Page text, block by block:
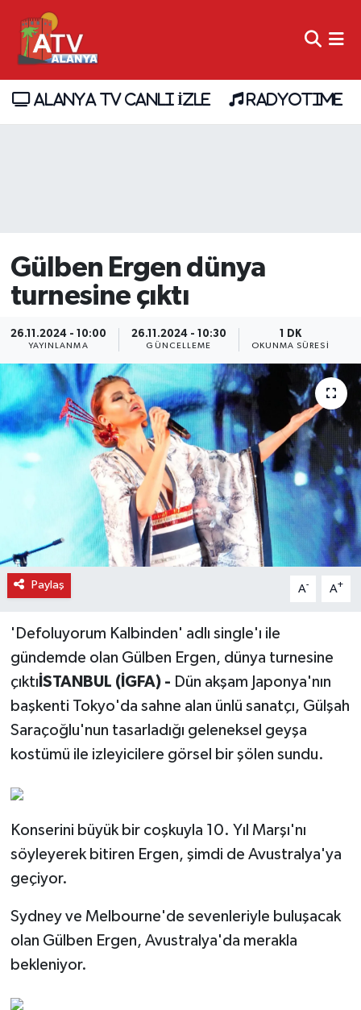
ALANYA TV CANLI İZLE RADYOTIME
Gülben Ergen dünya
turnesine çıktı
26.11.2024 - 10:00
YAYINLANMA
26.11.2024 - 10:30
GÜNCELLEME
1 DK
OKUNMA SÜRESI
Paylaş A- A+
'Defoluyorum Kalbinden' adlı single'ı ile
gündemde olan Gülben Ergen, dünya turnesine
çıktı İSTANBUL (İGFA) - Dün akşam Japonya'nın
başkenti Tokyo'da sahne alan ünlü sanatçı, Gülşah
Saraçoğlu'nun tasarladığı geleneksel geyşa
kostümü ile izleyicilere görsel bir şölen sundu.
Konserini büyük bir coşkuyla 10. Yıl Marşı'nı
söyleyerek bitiren Ergen, şimdi de Avustralya'ya
geçiyor.
Sydney ve Melbourne'de sevenleriyle buluşacak
olan Gülben Ergen, Avustralya'da merakla
bekleniyor.